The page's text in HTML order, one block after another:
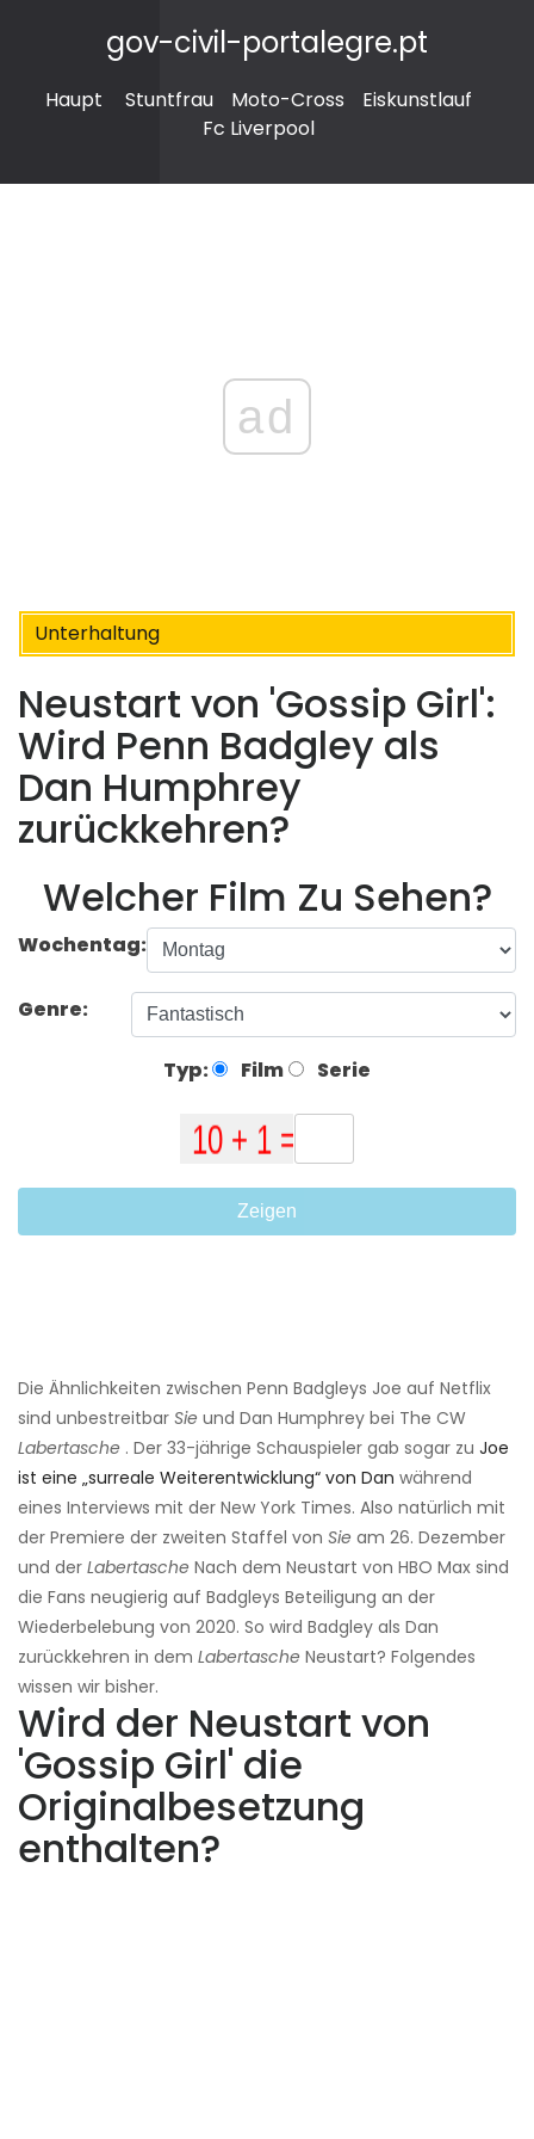
gov-civil-portalegre.pt
Haupt Stuntfrau Moto-Cross
Eiskunstlauf
Fc Liverpool
ad
Unterhaltung
Neustart von 'Gossip Girl':
Wird Penn Badgley als
Dan Humphrey
zurückkehren?
Welcher Film Zu Sehen?
Wochentag:
Genre:
Typ: Film Serie
Zeigen
Die Ähnlichkeiten zwischen Penn Badgleys Joe auf Netflix
sind unbestreitbar Sie und Dan Humphrey bei The CW
Labertasche . Der 33-jährige Schauspieler gab sogar zu Joe
ist eine „surreale Weiterentwicklung“ von Dan während
eines Interviews mit der New York Times. Also natürlich mit
der Premiere der zweiten Staffel von Sie am 26. Dezember
und der Labertasche Nach dem Neustart von HBO Max sind
die Fans neugierig auf Badgleys Beteiligung an der
Wiederbelebung von 2020. So wird Badgley als Dan
zurückkehren in dem Labertasche Neustart? Folgendes
wissen wir bisher.
Wird der Neustart von
'Gossip Girl' die
Originalbesetzung
enthalten?